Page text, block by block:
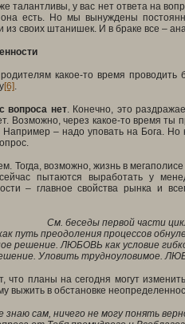
талантливы, у вас нет ответа на
она есть. Но мы вынуждены
своих штанишек. И в браке все –
какое-то время проводить
[6].
вопроса нет. Конечно, это
Возможно, через какое-то время
– надо уповать на Бога. Но
Тогда, возможно, жизнь в
пытаются выработать у
– главное свойства рынка и
См. беседы первой части
путь преодоления процессов
решение. ЛЮБОВЬ как условие
Уловить трудноуловимое.
планы на сегодня могут
выжить в обстановке
знаю сам, ничего не могу понять